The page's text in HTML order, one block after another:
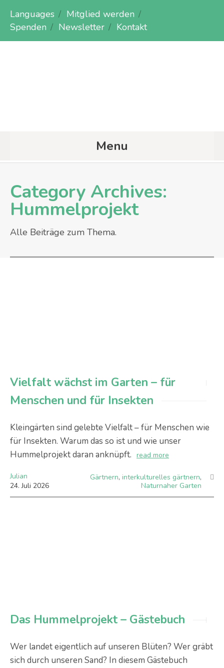
Languages
Mitglied werden
Spenden
Newsletter Kontakt
Menu
Category Archives:
Hummelprojekt
Alle Beiträge zum Thema.
Vielfalt wächst im Garten – für
Menschen und für Insekten
Kleingärten sind gelebte Vielfalt – für Menschen wie
für Insekten. Warum das so ist und wie unser
Hummelprojekt daran anknüpft. read more
Julian
24. Juli 2026
Gärtnern, interkulturelles gärtnern,
Naturnaher Garten
Das Hummelprojekt – Gästebuch
Wer landet eigentlich auf unseren Blüten? Wer gräbt
sich durch unseren Sand? In diesem Gästebuch